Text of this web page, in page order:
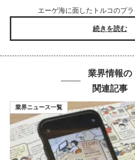
エーゲ海に面したトルコのプ
続きを読む
業界情報の
関連記事
業界ニュース一覧